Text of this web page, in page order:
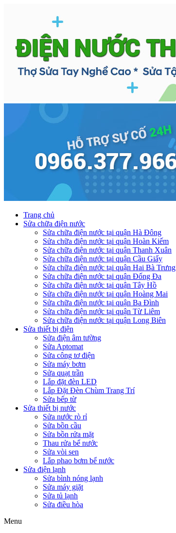
Trang chủ
Sửa chữa điện nước
Sửa chữa điện nước tại quận Hà Đông
Sửa chữa điện nước tại quận Hoàn Kiếm
Sửa chữa điện nước tại quận Thanh Xuân
Sửa chữa điện nước tại quận Cầu Giấy
Sửa chữa điện nước tại quận Hai Bà Trưng
Sửa chữa điện nước tại quận Đống Đa
Sửa chữa điện nước tại quận Tây Hồ
Sửa chữa điện nước tại quận Hoàng Mai
Sửa chữa điện nước tại quận Ba Đình
Sửa chữa điện nước tại quận Từ Liêm
Sửa chữa điện nước tại quận Long Biên
Sửa thiết bị điện
Sửa điện âm tường
Sửa Aptomat
Sửa công tơ điện
Sửa máy bơm
Sửa quạt trần
Lắp đặt đèn LED
Lắp Đặt Đèn Chùm Trang Trí
Sửa bếp từ
Sửa thiết bị nước
Sửa nước rò rỉ
Sửa bồn cầu
Sửa bồn rửa mặt
Thau rửa bể nước
Sửa vòi sen
Lắp phao bơm bể nước
Sửa điện lạnh
Sửa bình nóng lạnh
Sửa máy giặt
Sửa tủ lạnh
Sửa điều hòa
Menu